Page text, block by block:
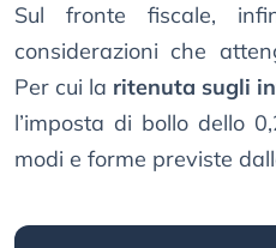
Sul fronte fiscale,
considerazioni che
Per cui la ritenuta sugli
l’imposta di bollo dello
modi e forme previste